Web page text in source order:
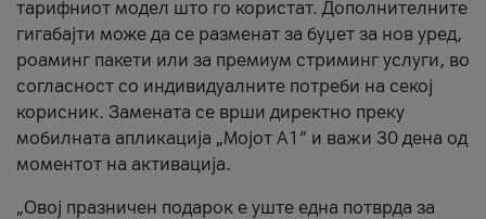
тарифниот модел што го користат. Дополнителните
гигабајти може да се разменат за буџет за нов уред,
роаминг пакети или за премиум стриминг услуги, во
согласност со индивидуалните потреби на секој
корисник. Замената се врши директно преку
мобилната апликација „Мојот А1“ и важи 30 дена од
моментот на активација.
„Овој празничен подарок е уште една потврда за